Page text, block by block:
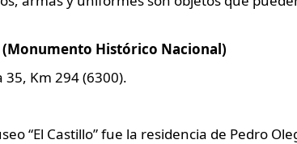
(Monumento Histórico Nacional)
Km 294 (6300).
“El Castillo” fue la residencia de Pedro